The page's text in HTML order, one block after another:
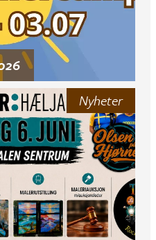
Nyheter